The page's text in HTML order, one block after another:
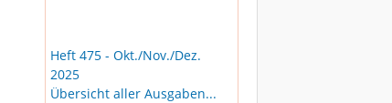
Heft 475 - Okt./Nov./Dez.
2025
Übersicht aller Ausgaben...